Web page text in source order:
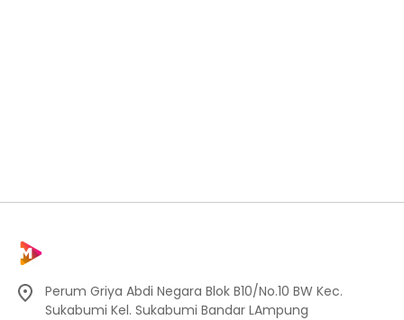
Perum Griya Abdi Negara Blok B10/No.10 BW Kec.
Sukabumi Kel. Sukabumi Bandar LAmpung